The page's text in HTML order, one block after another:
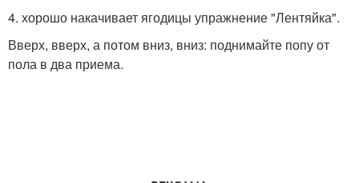
4. хорошо накачивает ягодицы упражнение "Лентяйка".
Вверх, вверх, а потом вниз, вниз: поднимайте попу от
пола в два приема.